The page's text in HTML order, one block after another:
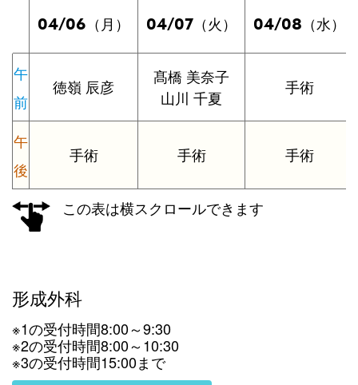
04/06 （月） 04/07 （火） 04/08 （水）
午
前
徳嶺 辰彦
髙橋 美奈子
山川 千夏
手術
午
後
手術 手術 手術
この表は横スクロールできます
形成外科
※1の受付時間8:00～9:30
※2の受付時間8:00～10:30
※3の受付時間15:00まで